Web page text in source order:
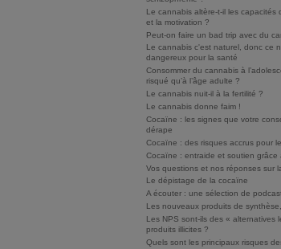
Le cannabis altère-t-il les capacités
et la motivation ?
Peut-on faire un bad trip avec du
Le cannabis c'est naturel, donc ce
dangereux pour la santé
Consommer du cannabis à
risqué qu’à l’âge adulte ?
Le cannabis nuit-il à la fertilité ?
Le cannabis donne faim !
Cocaïne : les signes que votre
dérape
Cocaïne : des risques accrus pour
Cocaïne : entraide et soutien grâce
Vos questions et nos réponses sur
Le dépistage de la cocaïne
A écouter : une sélection de
Les nouveaux produits de
Les NPS sont-ils des « alternatives
produits illicites ?
Quels sont les principaux risques